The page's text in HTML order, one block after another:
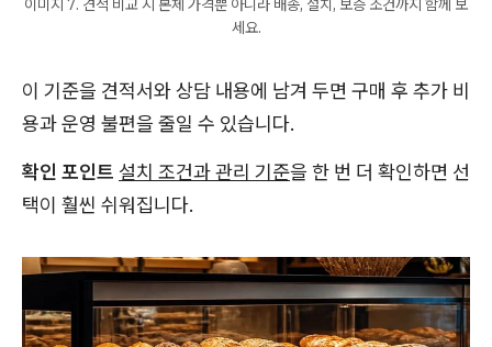
이미지 7. 견적 비교 시 본체 가격뿐 아니라 배송, 설치, 보증 조건까지 함께 보
세요.
이 기준을 견적서와 상담 내용에 남겨 두면 구매 후 추가 비
용과 운영 불편을 줄일 수 있습니다.
확인 포인트 설치 조건과 관리 기준을 한 번 더 확인하면 선
택이 훨씬 쉬워집니다.